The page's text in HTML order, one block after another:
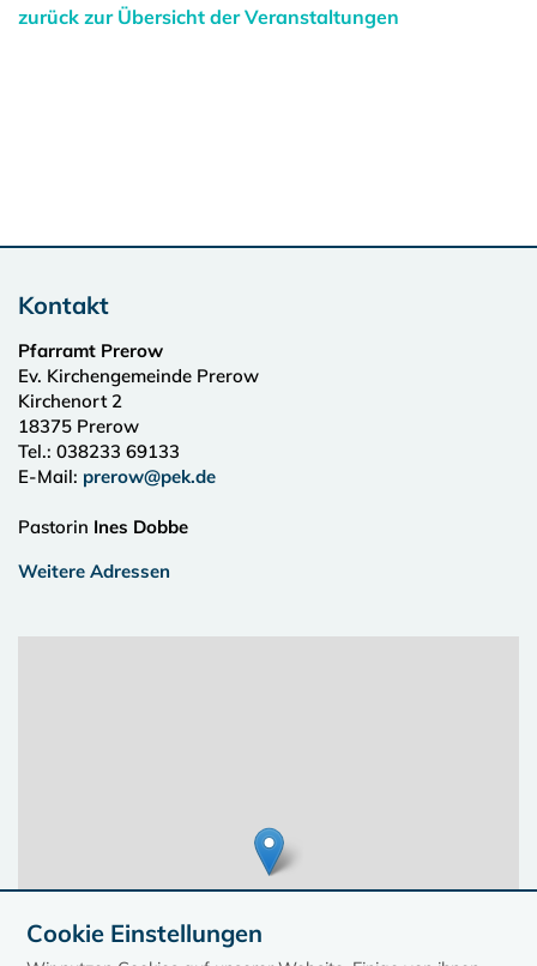
zurück zur Übersicht der Veranstaltungen
Kontakt
Pfarramt Prerow
Ev. Kirchengemeinde Prerow
Kirchenort 2
18375 Prerow
Tel.: 038233 69133
E-Mail: prerow@pek.de
Pastorin Ines Dobbe
Weitere Adressen
Cookie Einstellungen